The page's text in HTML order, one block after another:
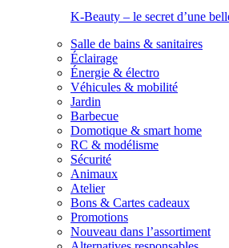
K-Beauty – le secret d’une
Salle de bains & sanitaires
Éclairage
Énergie & électro
Véhicules & mobilité
Jardin
Barbecue
Domotique & smart home
RC & modélisme
Sécurité
Animaux
Atelier
Bons & Cartes cadeaux
Promotions
Nouveau dans l’assortiment